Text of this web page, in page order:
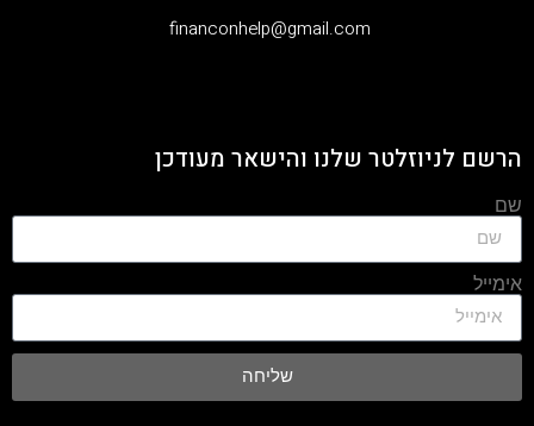
‫financonhelp@gmail.com‬
הרשם לניוזלטר שלנו והישאר מעודכן
שם
אימייל
שליחה